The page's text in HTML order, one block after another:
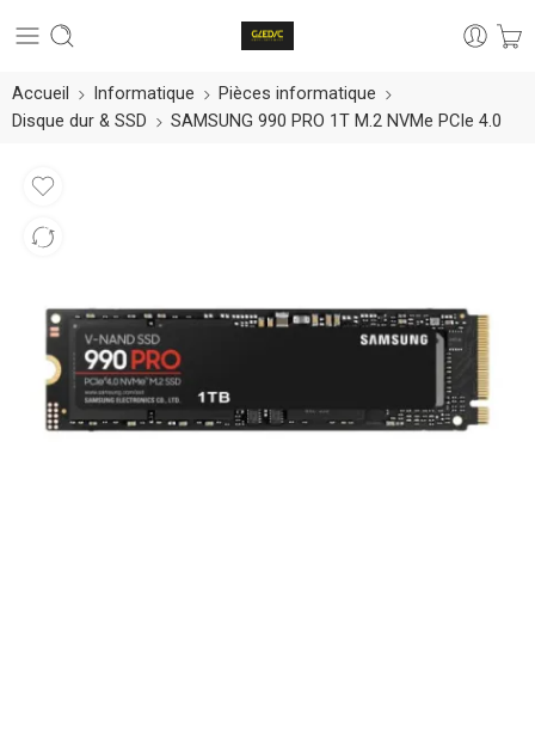
Accueil Informatique
Pièces informatique
Disque dur & SSD
SAMSUNG 990 PRO 1T M.2 NVMe PCIe 4.0